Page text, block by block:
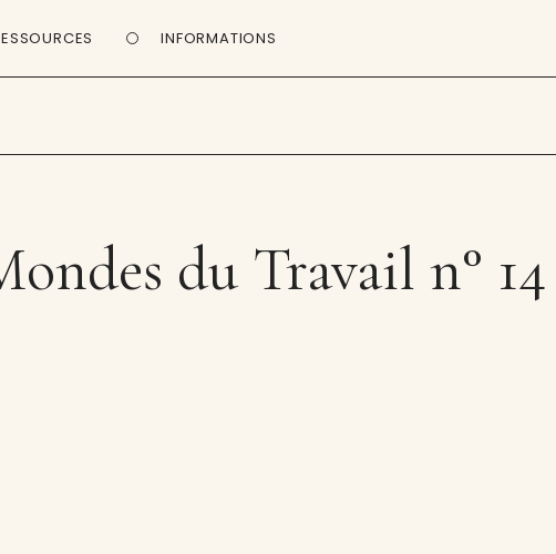
INFORMATIONS
du Travail n° 14